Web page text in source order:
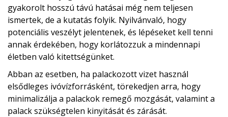
gyakorolt ​​hosszú távú hatásai még nem teljesen
ismertek, de a kutatás folyik. Nyilvánvaló, hogy
potenciális veszélyt jelentenek, és lépéseket kell tenni
annak érdekében, hogy korlátozzuk a mindennapi
életben való kitettségünket.
Abban az esetben, ha palackozott vizet használ
elsődleges ivóvízforrásként, törekedjen arra, hogy
minimalizálja a palackok remegő mozgását, valamint a
palack szükségtelen kinyitását és zárását.